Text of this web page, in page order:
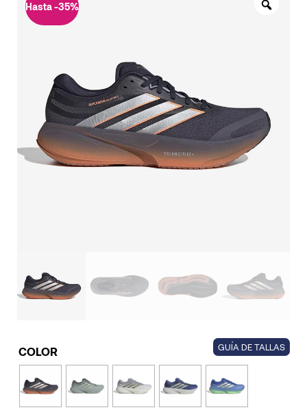
Hasta -35%
GUÍA DE TALLAS
COLOR